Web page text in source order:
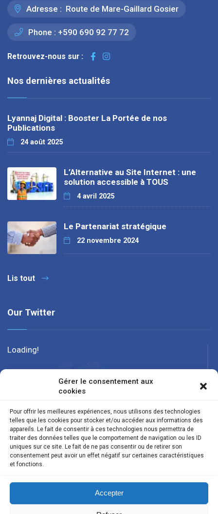
Gérer le consentement aux
cookies
Pour offrir les meilleures expériences, nous utilisons des technologies
telles que les cookies pour stocker et/ou accéder aux informations des
appareils. Le fait de consentir à ces technologies nous permettra de
traiter des données telles que le comportement de navigation ou les ID
uniques sur ce site. Le fait de ne pas consentir ou de retirer son
consentement peut avoir un effet négatif sur certaines caractéristiques
et fonctions.
Accepter
Adresse : Route de Mare-Gaillard Gosier
Phone : +590 690 92 77 72
Retrouvez-nous sur :
Nos dernières actualités
Lyannaj Digital : Booster La Portée de nos
Publications
24 août 2025
L’Alternative au Site Internet : une
solution accessible à TOUS
4 avril 2025
Le Partenariat stratégique
22 novembre 2024
Lis tout
Our Twitter
Loading!
Suivez nous